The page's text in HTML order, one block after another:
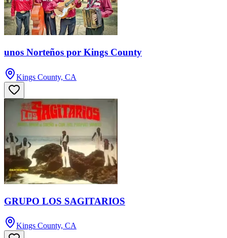
unos Norteños por Kings County
Kings County, CA
GRUPO LOS SAGITARIOS
Kings County, CA